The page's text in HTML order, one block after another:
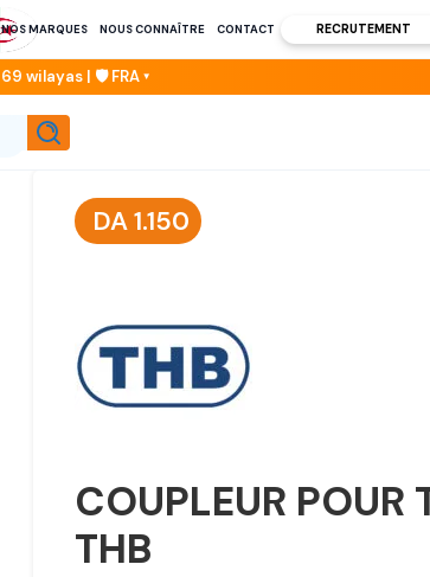
NOS MARQUES NOUS CONNAÎTRE CONTACT RECRUTEMENT
DA1.150
COUPLEUR
THB